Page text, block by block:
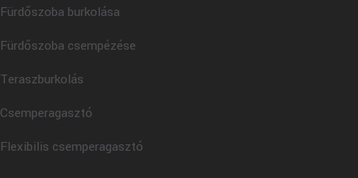
Fürdőszoba burkolása
Fürdőszoba csempézése
Teraszburkolás
Csemperagasztó
Flexibilis csemperagasztó